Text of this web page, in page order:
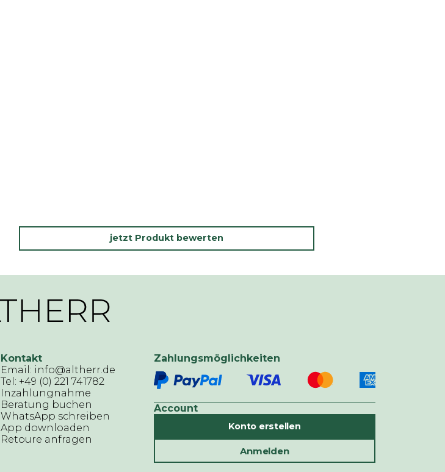
jetzt Produkt bewerten
Kontakt
Email: info@altherr.de
Tel: +49 (0) 221 741782
Inzahlungnahme
Beratung buchen
WhatsApp schreiben
App downloaden
Retoure anfragen
Zahlungsmöglichkeiten
Account
Konto erstellen
Anmelden